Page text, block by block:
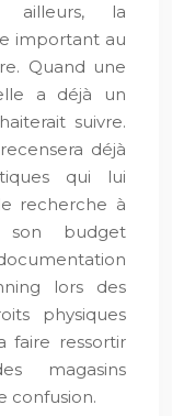
ailleurs, la
important au
Quand une
a déjà un
suivre.
déjà
qui lui
recherche à
budget
lors des
physiques
faire ressortir
magasins
confusion.